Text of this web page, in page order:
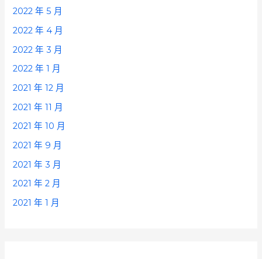
2022 年 5 月
2022 年 4 月
2022 年 3 月
2022 年 1 月
2021 年 12 月
2021 年 11 月
2021 年 10 月
2021 年 9 月
2021 年 3 月
2021 年 2 月
2021 年 1 月